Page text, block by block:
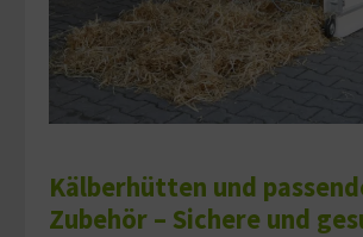
Kälberhütten und
Zubehör – Sichere und